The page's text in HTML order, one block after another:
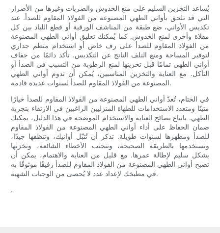
يُساعد التخزين السليم على منع الخدوش والضربات وغيرها من الأضرار
التي قد تلحق بأواني الطهي المصنوعة من الفولاذ المقاوم للصدأ. عند
تكديس الأواني، ضع طبقة من المناشف الورقية أو قطع اللباد بين كل
مقلاة وأخرى لمنع الخدوش. كما يُمكنك تعليق أواني الطهي المصنوعة
من الفولاذ المقاوم للصدأ على رف خاص أو استخدام منظم جداري
لتوفير المساحة ومنع التلف الناتج عن التكديس. تأكد دائمًا من جفاف
أواني الطهي تمامًا قبل تخزينها لمنع الرطوبة من التسبب في الصدأ أو
التآكل. مع العناية والتخزين المناسبين، يُمكن أن تدوم أواني الطهي
المصنوعة من الفولاذ المقاوم للصدأ لسنوات عديدة قادمة.
في الختام، تُعدّ أواني الطهي المصنوعة من الفولاذ المقاوم للصدأ خيارًا
متينًا ومتعدد الاستخدامات للطهاة المنزليين الراغبين في الارتقاء بتجربة
الطهي. باتباع نصائح العناية والاستخدام الموضحة في هذا الدليل، يمكنك
ضمان الحفاظ على أداء أواني الطهي المصنوعة من الفولاذ المقاوم
للصدأ ومظهرها لسنوات طويلة. تذكر أن تُتبّل أوانيك، وتنظفها جيدًا،
وتستخدمها بالطريقة الصحيحة، وتتجنب الأخطاء الشائعة، وتخزنها
بشكل سليم لإطالة عمرها. مع قليل من العناية والاهتمام، يمكن أن
تصبح أواني الطهي المصنوعة من الفولاذ المقاوم للصدأ رفيقًا موثوقًا به
في مطبخك لإعداد عدد لا يُحصى من الوجبات الشهية.
.